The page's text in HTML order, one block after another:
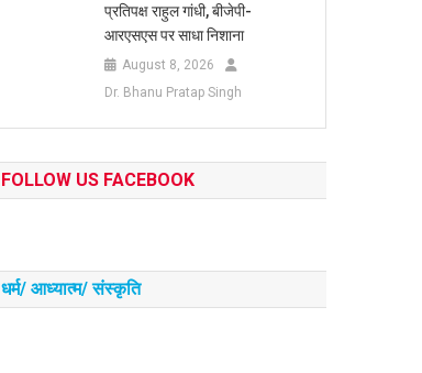
प्रतिपक्ष राहुल गांधी, बीजेपी-
आरएसएस पर साधा निशाना
August 8, 2026
Dr. Bhanu Pratap Singh
FOLLOW US FACEBOOK
धर्म/ आध्‍यात्‍म/ संस्‍कृति